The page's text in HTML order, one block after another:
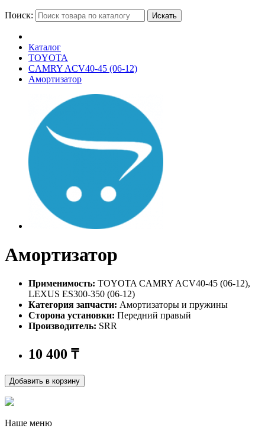
Поиск: Искать
Каталог
TOYOTA
CAMRY ACV40-45 (06-12)
Амортизатор
Амортизатор
Применимость: TOYOTA CAMRY ACV40-45 (06-12),
LEXUS ES300-350 (06-12)
Категория запчасти: Амортизаторы и пружины
Сторона установки: Передний правый
Производитель: SRR
10 400 ₸
Добавить в корзину
Наше меню